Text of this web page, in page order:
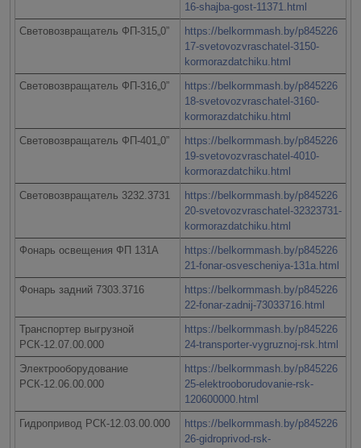
16-shajba-gost-11371.html
Световозвращатель ФП-315„0”
https://belkormmash.by/p845226
17-svetovozvraschatel-3150-
kormorazdatchiku.html
Световозвращатель ФП-316„0”
https://belkormmash.by/p845226
18-svetovozvraschatel-3160-
kormorazdatchiku.html
Световозвращатель ФП-401„0”
https://belkormmash.by/p845226
19-svetovozvraschatel-4010-
kormorazdatchiku.html
Световозвращатель 3232.3731
https://belkormmash.by/p845226
20-svetovozvraschatel-32323731-
kormorazdatchiku.html
Фонарь освещения ФП 131А
https://belkormmash.by/p845226
21-fonar-osvescheniya-131a.html
Фонарь задний 7303.3716
https://belkormmash.by/p845226
22-fonar-zadnij-73033716.html
Транспортер выгрузной
РСК-12.07.00.000
https://belkormmash.by/p845226
24-transporter-vygruznoj-rsk.html
Электрооборудование
РСК-12.06.00.000
https://belkormmash.by/p845226
25-elektrooborudovanie-rsk-
120600000.html
Гидропривод РСК-12.03.00.000
https://belkormmash.by/p845226
26-gidroprivod-rsk-